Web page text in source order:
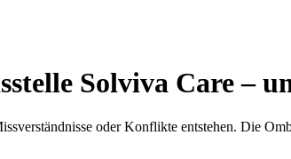
Solviva Care –
oder Konflikte entstehen. Die